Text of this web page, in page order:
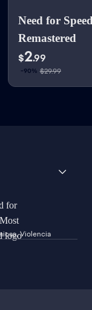
Need for
Remastered
$2.99
-90% $29.99
Violencia